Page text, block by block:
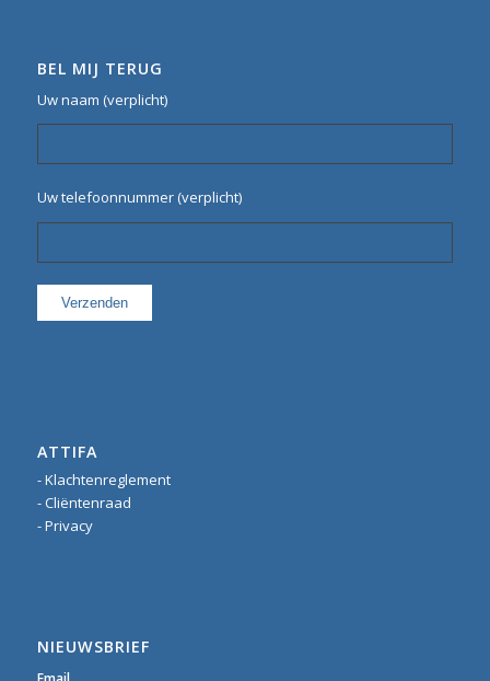
BEL MIJ TERUG
Uw naam (verplicht)
Uw telefoonnummer (verplicht)
ATTIFA
- Klachtenreglement
- Cliëntenraad
- Privacy
NIEUWSBRIEF